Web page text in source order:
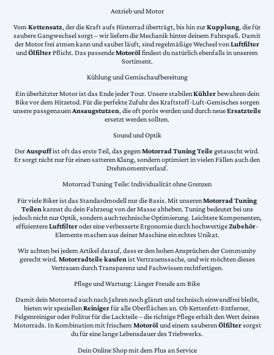
Antrieb und Motor
VomKettensatz, der die Kraft aufs Hinterrad überträgt, bis hin zurKupplung, die für
saubere Gangwechsel sorgt – wir liefern die Mechanik hinter deinem Fahrspaß. Damit
der Motor frei atmen kann und sauber läuft, sind regelmäßige Wechsel vonLuftfilter
undÖlfilterPflicht. Das passendeMotorölfindest du natürlich ebenfalls in unserem
Sortiment.
Kühlung und Gemischaufbereitung
Ein überhitzter Motor ist das Ende jeder Tour. Unsere stabilenKühlerbewahren dein
Bike vor dem Hitzetod. Für die perfekte Zufuhr des Kraftstoff-Luft-Gemisches sorgen
unsere passgenauenAnsaugstutzen, die oft porös werden und durch neueErsatzteile
ersetzt werden sollten.
Sound und Optik
DerAuspuffist oft das erste Teil, das gegenMotorrad Tuning Teilegetauscht wird.
Er sorgt nicht nur für einen satteren Klang, sondern optimiert in vielen Fällen auch den
Drehmomentverlauf.
Motorrad Tuning Teile: Individualität ohne Grenzen
Für viele Biker ist das Standardmodell nur die Basis. Mit unserenMotorrad Tuning
Teilen kannst du dein Fahrzeug von der Masse abheben. Tuning bedeutet bei uns
jedoch nicht nur Optik, sondern auch technische Optimierung. Leichtere Komponenten,
effizientereLuftfilteroder eine verbesserte Ergonomie durch hochwertigeZubehör-
Elemente machen aus deiner Maschine ein echtes Unikat.
Wir achten bei jedem Artikel darauf, dass er den hohen Ansprüchen der Community
gerecht wird. Motorradteile kaufen ist Vertrauenssache, und wir möchten dieses
Vertrauen durch Transparenz und Fachwissen rechtfertigen.
Pflege und Wartung: Länger Freude am Bike
Damit dein Motorrad auch nach Jahren noch glänzt und technisch einwandfrei bleibt,
bieten wir speziellenReinigerfür alle Oberflächen an. Ob Kettenfett-Entferner,
Felgenreiniger oder Politur für die Lackteile – die richtige Pflege erhält den Wert deines
Motorrads. In Kombination mit frischemMotorölund einem sauberenÖlfiltersorgst
du für eine lange Lebensdauer des Triebwerks.
Dein Online Shop mit dem Plus an Service